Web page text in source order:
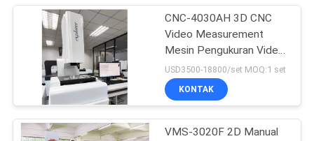
TGA DSC Instrumen
Termal
CNC-4030AH 3D CNC
Video Measurement
Mesin Pengukuran Video
Gambar Otomatis
USD3500-18800/set MOQ:1 set
KONTAK
VMS-3020F 2D Manual